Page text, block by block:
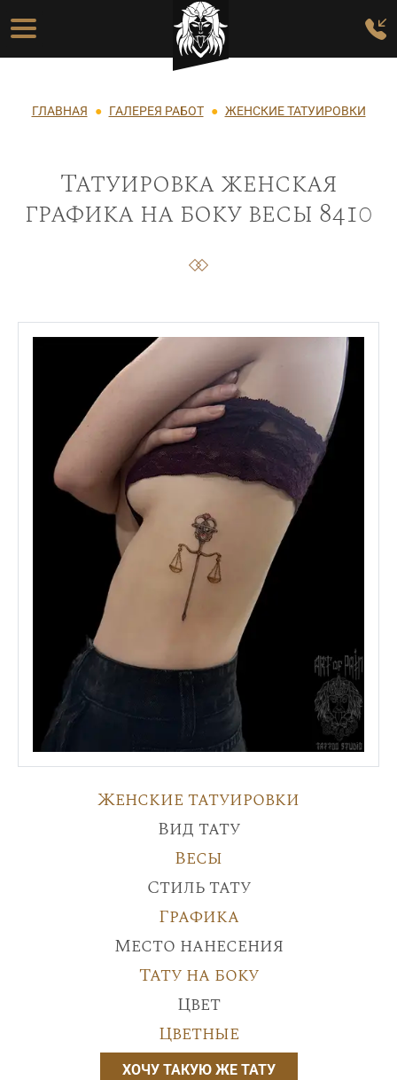
Перейти к основному содержанию
Основная навигация
Строка навигации
ГЛАВНАЯ ГАЛЕРЕЯ РАБОТ ЖЕНСКИЕ ТАТУИРОВКИ
Татуировка женская
графика на боку весы 8410
Женские татуировки
Вид тату
Весы
Стиль тату
Графика
Место нанесения
Тату на боку
Цвет
Цветные
ХОЧУ ТАКУЮ ЖЕ ТАТУ